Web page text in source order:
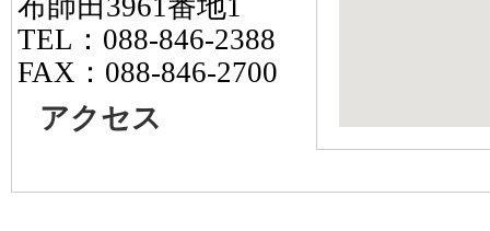
布師田3961番地1
TEL：088-846-2388
FAX：088-846-2700
アクセス